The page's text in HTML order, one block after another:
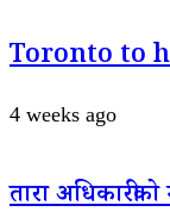
Toronto to
4 weeks ago
तारा